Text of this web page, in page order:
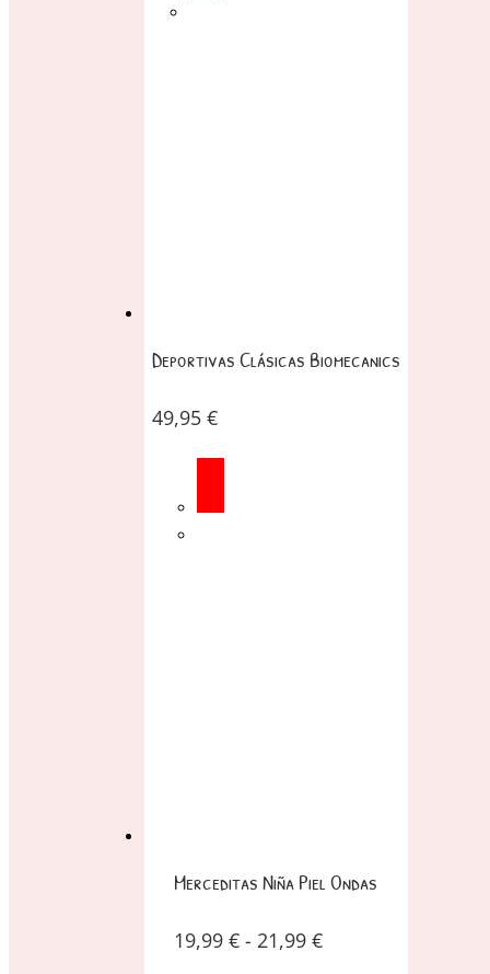
Deportivas Clásicas Biomecanics
49,95 €
Merceditas Niña Piel Ondas
19,99 € - 21,99 €